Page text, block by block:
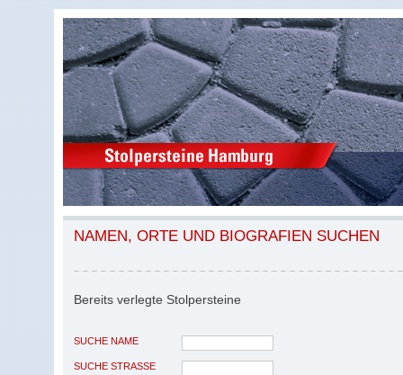
NAMEN, ORTE UND BIOGRAFIEN SUCHEN
Bereits verlegte Stolpersteine
SUCHE NAME
SUCHE STRASSE